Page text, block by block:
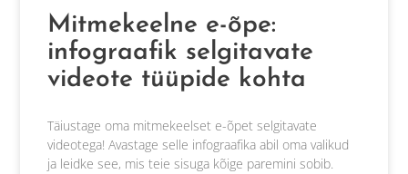
Mitmekeelne e-õpe:
infograafik selgitavate
videote tüüpide kohta
Täiustage oma mitmekeelset e-õpet selgitavate
videotega! Avastage selle infograafika abil oma valikud
ja leidke see, mis teie sisuga kõige paremini sobib.